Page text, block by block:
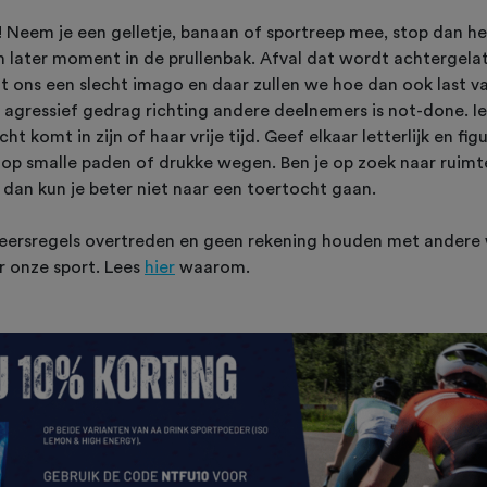
Neem je een gelletje, banaan of sportreep mee, stop dan
later moment in de prullenbak. Afval dat wordt
een slecht imago en daar zullen we hoe dan ook last
gedrag richting andere deelnemers is not-done.
komt in zijn of haar vrije tijd. Geef elkaar letterlijk en
smalle paden of drukke wegen. Ben je op zoek naar
dan kun je beter niet naar een toertocht gaan.
overtreden en geen rekening houden met
onze sport. Lees hier waarom.